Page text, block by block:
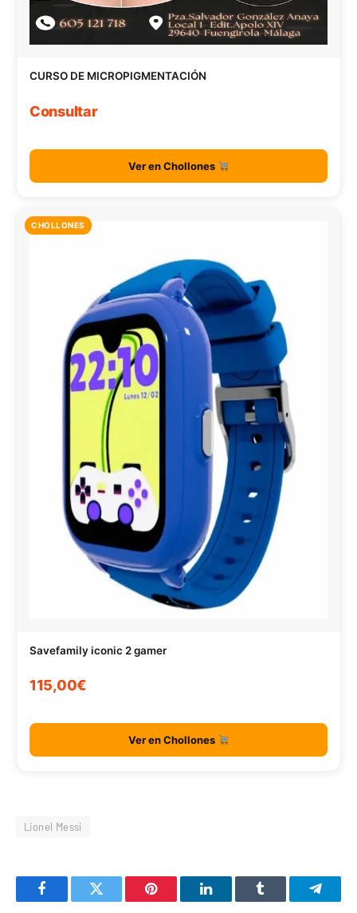
CURSO DE MICROPIGMENTACIÓN
Consultar
Ver en Chollones
CHOLLONES
Savefamily iconic 2 gamer
115,00€
Ver en Chollones
Lionel Messi
FacebookTwitter Pinterest LinkedInTumblr